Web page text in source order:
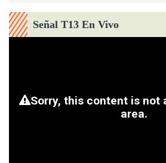
Señal T13 En Vivo